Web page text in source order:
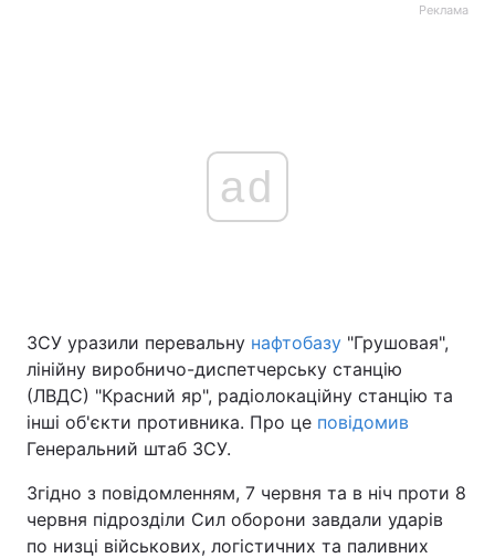
Україна Політика
Економіка Світ
Спорт Наука
Техно і зв'язок
Зброя Інциденти
Реклама
ad
ЗСУ уразили перевальну нафтобазу "Грушовая",
лінійну виробничо-диспетчерську станцію
(ЛВДС) "Красний яр", радіолокаційну станцію та
інші об'єкти противника. Про це повідомив
Генеральний штаб ЗСУ.
Згідно з повідомленням, 7 червня та в ніч проти 8
червня підрозділи Сил оборони завдали ударів
по низці військових, логістичних та паливних